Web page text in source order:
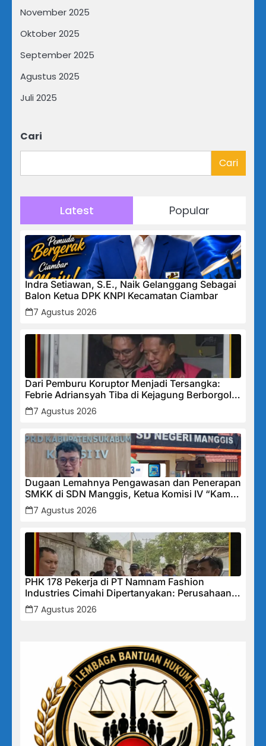
November 2025
Oktober 2025
September 2025
Agustus 2025
Juli 2025
Cari
Cari
Latest Popular
Indra Setiawan, S.E., Naik Gelanggang Sebagai
Balon Ketua DPK KNPI Kecamatan Ciambar
7 Agustus 2026
Dari Pemburu Koruptor Menjadi Tersangka:
Febrie Adriansyah Tiba di Kejagung Berborgol,
Bawa Map Biru dan Senyum Penuh Teka-teki
7 Agustus 2026
Dugaan Lemahnya Pengawasan dan Penerapan
SMKK di SDN Manggis, Ketua Komisi IV “Kami
Tidak Akan Segan Menindak”
7 Agustus 2026
PHK 178 Pekerja di PT Namnam Fashion
Industries Cimahi Dipertanyakan: Perusahaan
Klaim Rugi, Laporan Keuangan Justru
Tunjukkan Penurunan Laba.
7 Agustus 2026